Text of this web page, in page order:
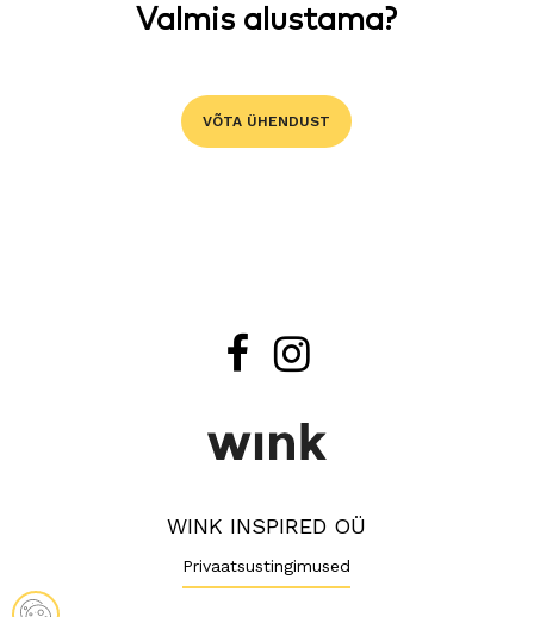
Valmis alustama?
VÕTA ÜHENDUST
WINK INSPIRED OÜ
Privaatsustingimused